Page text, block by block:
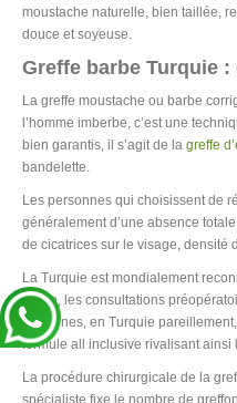
moustache naturelle, bien taillée,
douce et soyeuse.
Greffe barbe Turquie
La greffe moustache ou barbe
l’homme imberbe, c’est une
bien garantis, il s’agit de la greffe
bandelette.
Les personnes qui choisissent de
généralement d’une absence
de cicatrices sur le visage, densité
La Turquie est mondialement
barbe, les consultations
modernes, en Turquie
formule all inclusive rivalisant
La procédure chirurgicale de la